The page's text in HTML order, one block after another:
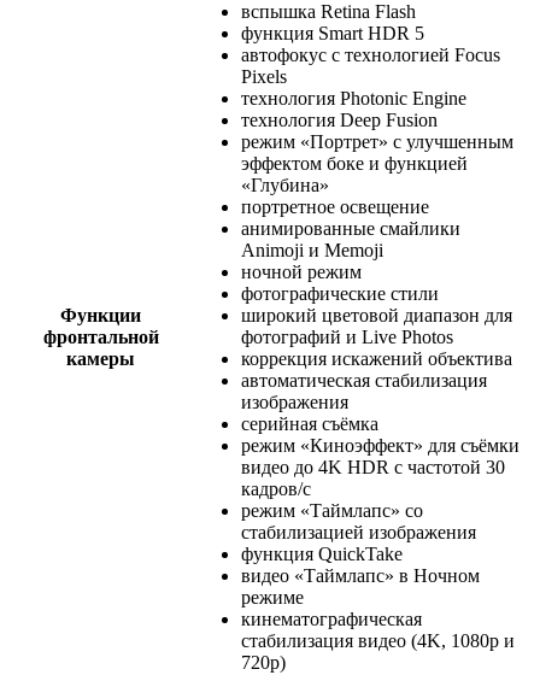
Функции
фронтальной
камеры
вспышка Retina Flash
функция Smart HDR 5
автофокус с технологией Focus
Pixels
технология Photonic Engine
технология Deep Fusion
режим «Портрет» с улучшенным
эффектом боке и функцией
«Глубина»
портретное освещение
анимированные смайлики
Animoji и Memoji
ночной режим
фотографические стили
широкий цветовой диапазон для
фотографий и Live Photos
коррекция искажений объектива
автоматическая стабилизация
изображения
серийная съёмка
режим «Киноэффект» для съёмки
видео до 4K HDR с частотой 30
кадров/с
режим «Таймлапс» со
стабилизацией изображения
функция QuickTake
видео «Таймлапс» в Ночном
режиме
кинематографическая
стабилизация видео (4K, 1080p и
720p)